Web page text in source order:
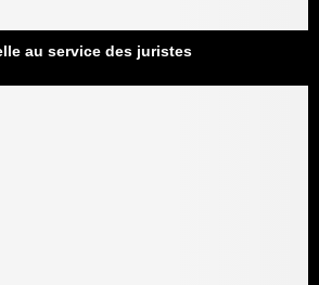
au service des juristes